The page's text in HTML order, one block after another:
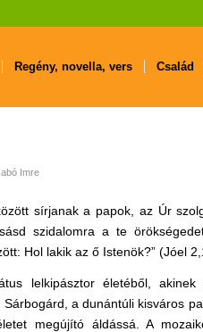
Regény, novella, vers Család
Imre
sírjanak a papok, az Úr
szidalomra a te
Hol lakik az ő Istenök?” (Jóel
lelkipásztor életéből,
a dunántúli kisváros
megújító áldássá. A